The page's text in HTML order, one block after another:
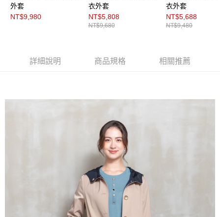
外套
NT$9,980
衣外套
NT$5,808
NT$9,680
衣外套
NT$5,688
NT$9,480
詳細說明 商品規格 相關推薦